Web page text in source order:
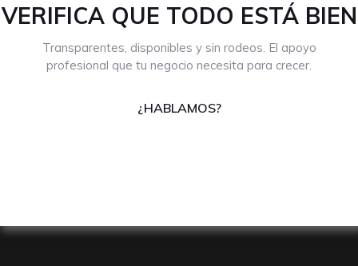
VERIFICA QUE TODO ESTÁ BIEN
Transparentes, disponibles y sin rodeos. El apoyo
profesional que tu negocio necesita para crecer.
¿HABLAMOS?